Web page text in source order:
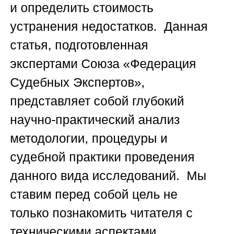
и определить стоимость
устранения недостатков. Данная
статья, подготовленная
экспертами Союза «Федерация
Судебных Экспертов»,
представляет собой глубокий
научно-практический анализ
методологии, процедуры и
судебной практики проведения
данного вида исследований. Мы
ставим перед собой цель не
только познакомить читателя с